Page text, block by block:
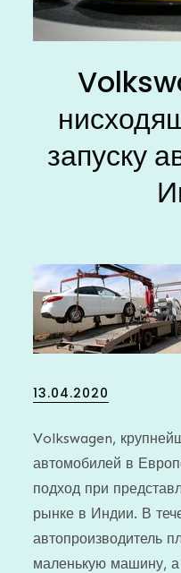
запуску
Posted
13.04.2020
Volkswagen,
автомобилей в
подход при
рынке в Индии. В
автопроизводитель
маленькую машину, а